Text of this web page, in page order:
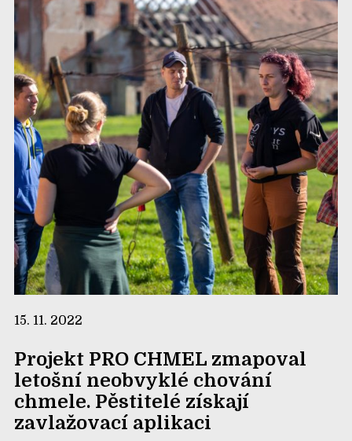
15. 11. 2022
Projekt PRO CHMEL zmapoval
letošní neobvyklé chování
chmele. Pěstitelé získají
zavlažovací aplikaci